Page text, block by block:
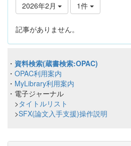
2026年2月 1件
記事がありません。
・ 資料検索(蔵書検索:OPAC)
・ OPAC利用案内
・ MyLibrary利用案内
・電子ジャーナル
>タイトルリスト
>SFX(論文入手支援)操作説明